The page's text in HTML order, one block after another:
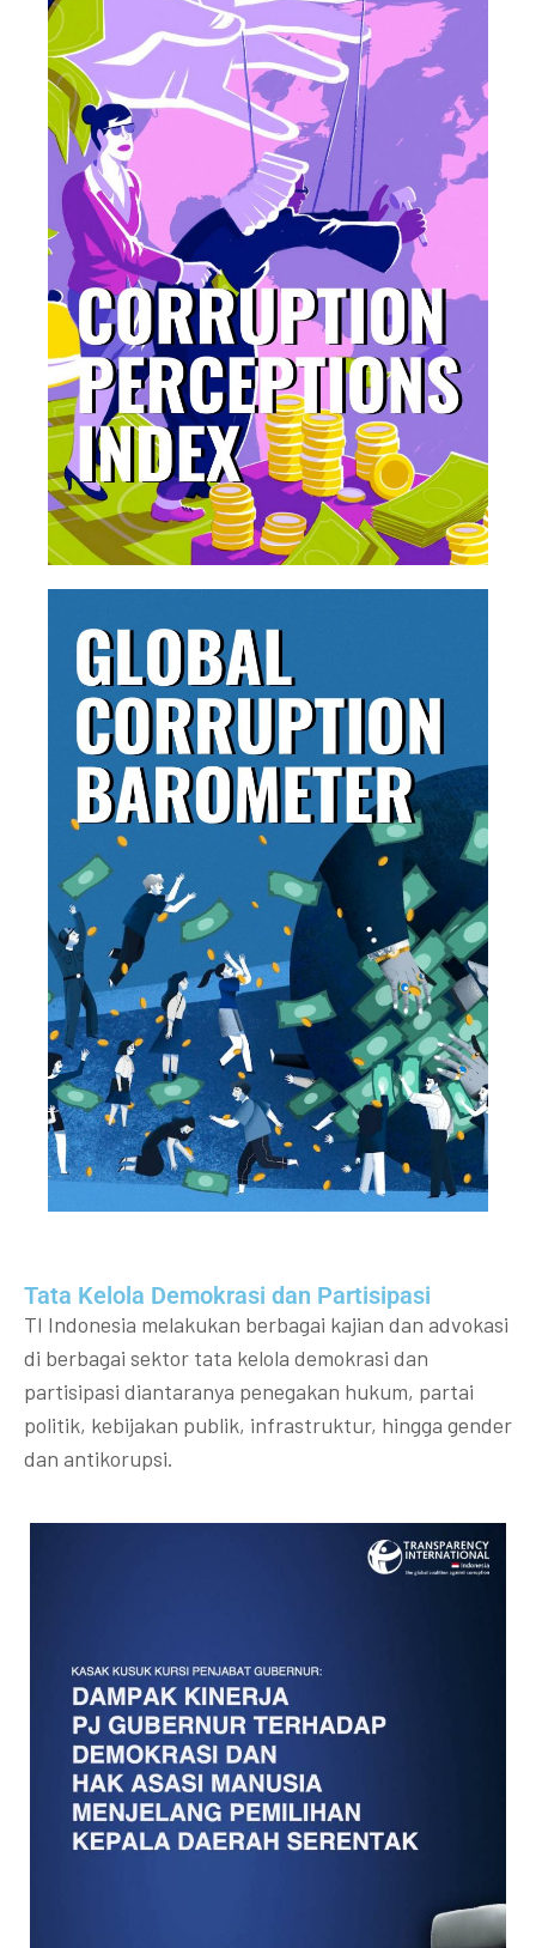
Tata Kelola Demokrasi dan Partisipasi​
TI Indonesia melakukan berbagai kajian dan advokasi
di berbagai sektor tata kelola demokrasi dan
partisipasi diantaranya penegakan hukum, partai
politik, kebijakan publik, infrastruktur, hingga gender
dan antikorupsi.